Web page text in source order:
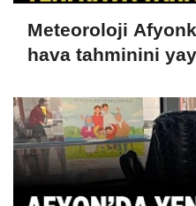
Meteoroloji
hava tahminini